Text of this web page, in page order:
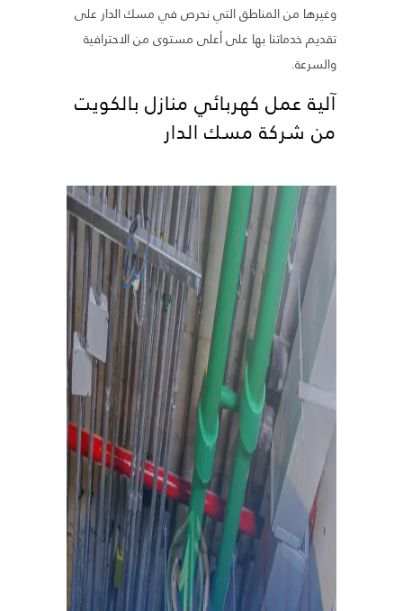
وغيرها من المناطق التي نحرص في مسك الدار على
تقديم خدماتنا بها على أعلى مستوى من الاحترافية
والسرعة.
آلية عمل كهربائي منازل بالكويت
من شركة مسك الدار